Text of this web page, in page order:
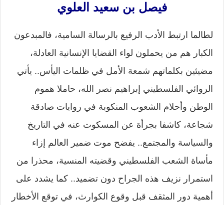
فيصل بن سعيد العلوي
لطالما ارتبط الأدب الرفيع بالرسالة السامية، فالمبدعون
الكبار هم من يحملون لواء القضايا الإنسانية العادلة،
مضيئين بكلماتهم شمعة الأمل في ظلمات اليأس.. يأتي
الروائي الفلسطيني إبراهيم نصر الله، حاملا هموم
الوطن وأحلام الشعوب المنكوبة في روايات صادقة
شجاعة، كاشفا بجرأة عن المسكوت عنه في التاريخ
والسياسة والمجتمع.. يفضح موت ضمير العالم إزاء
مأساة الشعب الفلسطيني وقضيته المنسية، محذرا من
استمرار نزيف هذه الجراح دون تضميد.. كما يشدد على
أهمية دور المثقف قبل وقوع الكوارث، في توقع الأخطار